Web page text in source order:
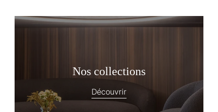
Nos collections
Découvrir